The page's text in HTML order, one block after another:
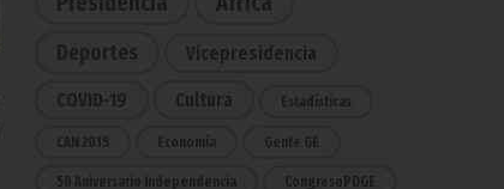
Deportes Vicepresidencia
COVID-19 Cultura Estadísticas
CAN 2015 Economía Gente GE
50 Aniversario Independencia CongresoPDGE